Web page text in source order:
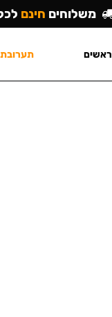
משלוחים חינם
ראשים תערובת